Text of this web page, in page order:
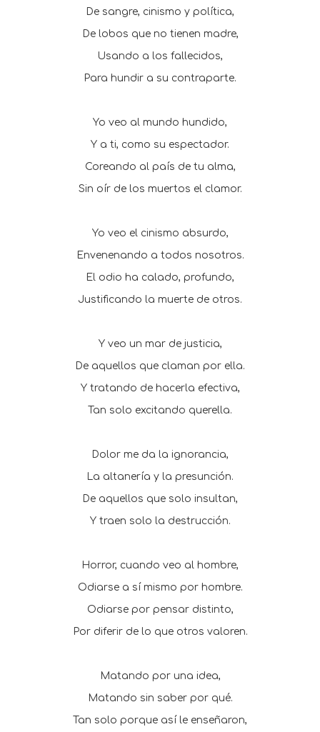
De sangre, cinismo y política,
De lobos que no tienen madre,
Usando a los fallecidos,
Para hundir a su contraparte.
Yo veo al mundo hundido,
Y a ti, como su espectador.
Coreando al país de tu alma,
Sin oír de los muertos el clamor.
Yo veo el cinismo absurdo,
Envenenando a todos nosotros.
El odio ha calado, profundo,
Justificando la muerte de otros.
Y veo un mar de justicia,
De aquellos que claman por ella.
Y tratando de hacerla efectiva,
Tan solo excitando querella.
Dolor me da la ignorancia,
La altanería y la presunción.
De aquellos que solo insultan,
Y traen solo la destrucción.
Horror, cuando veo al hombre,
Odiarse a sí mismo por hombre.
Odiarse por pensar distinto,
Por diferir de lo que otros valoren.
Matando por una idea,
Matando sin saber por qué.
Tan solo porque así le enseñaron,